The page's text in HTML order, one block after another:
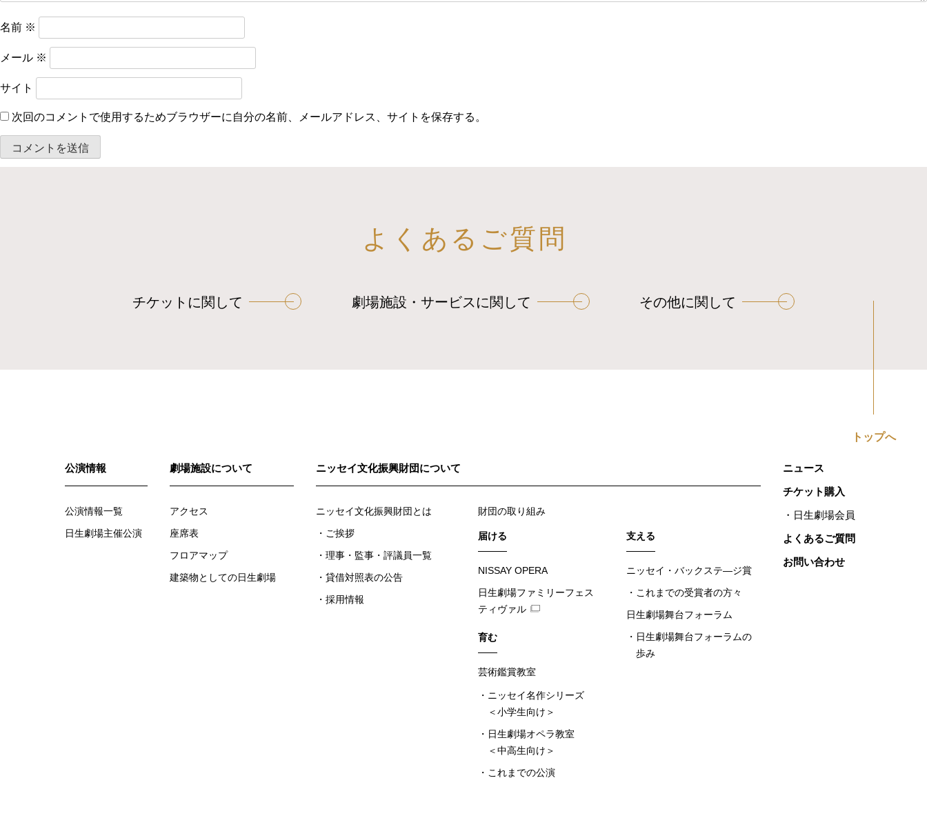
名前 ※
メール ※
サイト
次回のコメントで使用するためブラウザーに自分の名前、メールアドレス、サイトを保存する。
よくあるご質問
チケットに関して 劇場施設・サービスに関して その他に関して
トップへ
公演情報
公演情報一覧
日生劇場主催公演
劇場施設について
アクセス
座席表
フロアマップ
建築物としての日生劇場
ニッセイ文化振興財団について
ニッセイ文化振興財団とは
ご挨拶
理事・監事・評議員一覧
貸借対照表の公告
採用情報
財団の取り組み
届ける
NISSAY OPERA
日生劇場ファミリーフェス
ティヴァル
育む
芸術鑑賞教室
ニッセイ名作シリーズ
＜小学生向け＞
日生劇場オペラ教室
＜中高生向け＞
これまでの公演
支える
ニッセイ・バックステ―ジ賞
これまでの受賞者の方々
日生劇場舞台フォーラム
日生劇場舞台フォーラムの
歩み
ニュース
チケット購入
日生劇場会員
よくあるご質問
お問い合わせ